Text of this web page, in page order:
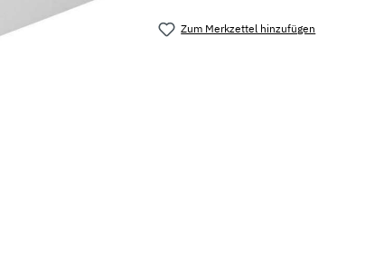
Zum Merkzettel hinzufügen